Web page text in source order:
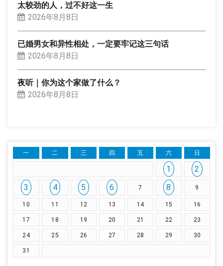
太较劲的人，过不好这一生
2026年8月8日
已婚男女和异性相处，一定要牢记这三句话
2026年8月8日
夜听｜你为这个家做了什么？
2026年8月8日
一 二 三 四 五 六 日
1
2
3
4 5 6 7 8 9
10 11 12 13 14 15 16
17 18 19 20 21 22 23
24 25 26 27 28 29 30
31